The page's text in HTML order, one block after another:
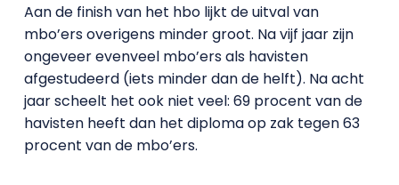
Aan de finish van het hbo lijkt de uitval van
mbo’ers overigens minder groot. Na vijf jaar zijn
ongeveer evenveel mbo’ers als havisten
afgestudeerd (iets minder dan de helft). Na acht
jaar scheelt het ook niet veel: 69 procent van de
havisten heeft dan het diploma op zak tegen 63
procent van de mbo’ers.